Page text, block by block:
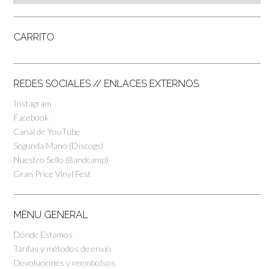
CARRITO
REDES SOCIALES // ENLACES EXTERNOS
Instagram
Facebook
Canal de YouTube
Segunda Mano (Discogs)
Nuestro Sello (Bandcamp)
Gran Price Vinyl Fest
MENU GENERAL
Dónde Estamos
Tarifas y métodos de envío
Devoluciones y reembolsos